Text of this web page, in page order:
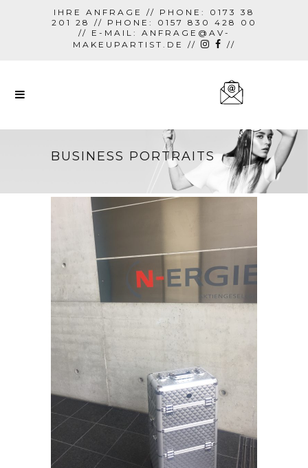
IHRE ANFRAGE // PHONE: 0173 38
201 28 // PHONE: 0157 830 428 00
// E-MAIL: ANFRAGE@AV-
MAKEUPARTIST.DE
// //
BUSINESS PORTRAITS